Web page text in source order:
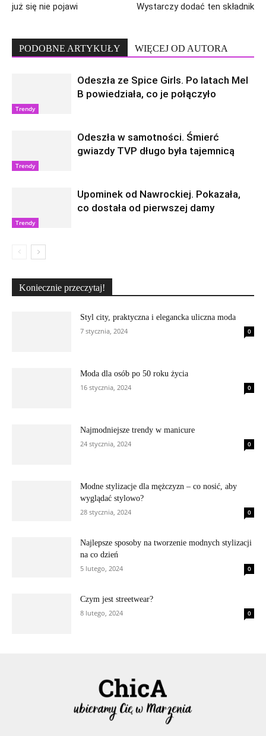
już się nie pojawi
Wystarczy dodać ten składnik
PODOBNE ARTYKUŁY WIĘCEJ OD AUTORA
Trendy
Odeszła ze Spice Girls. Po latach Mel
B powiedziała, co je połączyło
Trendy
Odeszła w samotności. Śmierć
gwiazdy TVP długo była tajemnicą
Trendy
Upominek od Nawrockiej. Pokazała,
co dostała od pierwszej damy
Koniecznie przeczytaj!
Styl city, praktyczna i elegancka uliczna moda
7 stycznia, 2024
0
Moda dla osób po 50 roku życia
16 stycznia, 2024
0
Najmodniejsze trendy w manicure
24 stycznia, 2024
0
Modne stylizacje dla mężczyzn – co nosić, aby
wyglądać stylowo?
28 stycznia, 2024
0
Najlepsze sposoby na tworzenie modnych stylizacji
na co dzień
5 lutego, 2024
0
Czym jest streetwear?
8 lutego, 2024
0